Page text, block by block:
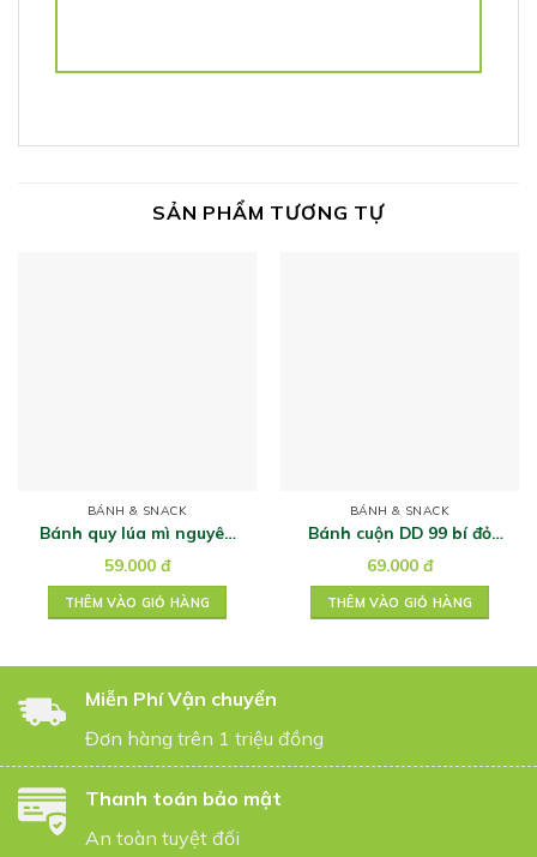
SẢN PHẨM TƯƠNG TỰ
BÁNH & SNACK
Bánh quy lúa mì nguyên
McVities 250g
59.000 đ
THÊM VÀO GIỎ HÀNG
BÁNH & SNACK
Bánh cuộn DD 99 bí đỏ
69.000 đ
THÊM VÀO GIỎ HÀNG
Miễn Phí Vận chuyển
Đơn hàng trên 1 triệu đồng
Thanh toán bảo mật
An toàn tuyệt đối